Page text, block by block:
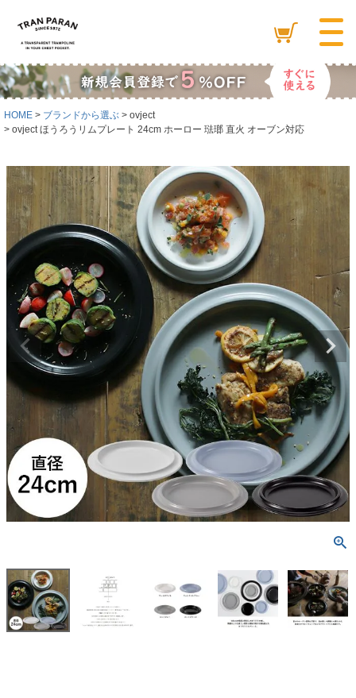
HOME ブランドから選ぶ
ovject
ovject ほうろうリムプレート 24cm ホーロー 琺瑯 直火 オーブン対応